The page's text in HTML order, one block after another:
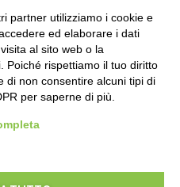
partner utilizziamo i cookie e
ed elaborare i dati
al sito web o la
Poiché rispettiamo il tuo diritto
di non consentire alcuni tipi di
per saperne di più.